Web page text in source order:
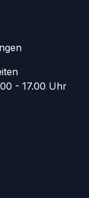
- 17.00 Uhr